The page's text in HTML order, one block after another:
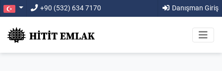
+90 (532) 634 7170 Danışman Giriş